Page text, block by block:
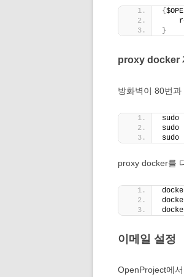
{
}
proxy docker
방화벽이 80번과
sudo
sudo
sudo
proxy docker를
이메일 설정
OpenProject에